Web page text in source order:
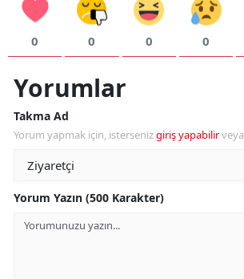
0 0 0 0
Yorumlar
Takma Ad
Yorum yapmak için, istersenizgiriş yapabilirveya
Yorum Yazın (500 Karakter)